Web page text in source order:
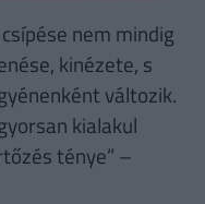
nem mindig
kinézete, s
változik.
kialakul
ténye” –